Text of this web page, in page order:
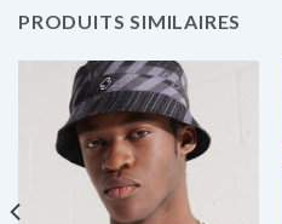
PRODUITS SIMILAIRES